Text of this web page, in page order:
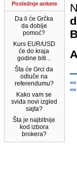
Poslednje ankete
Da li će Grčka
da dobije
pomoć?
Kurs EUR/USD
će do kraja
godine biti...
Šta će Grci da
odluče na
referendumu?
Kako vam se
sviđa novi izgled
sajta?
Šta je najbitnije
kod izbora
brokera?